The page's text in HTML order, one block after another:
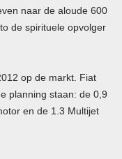
naar de aloude 600
de spirituele opvolger
op de markt. Fiat
planning staan: de 0,9
en de 1.3 Multijet